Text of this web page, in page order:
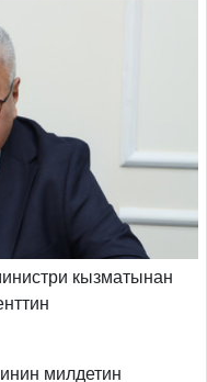
кызматынан
милдетин